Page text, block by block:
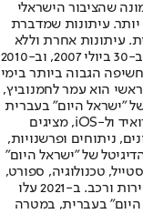
שהציבור הישראלי
יותר. עיתונות שמדברת
עיתונות אחרת וללא
תשלום. המהדורה המודפסת הראשונה פורסמה ב-30 ביולי 2007, וב-2010
הגבוה ביותר בימי
הוא עמר לחמנוביץ,
"ישראל היום" בעברית
ובאנגלית, כמו כן היישומונים (אפליקציות) לאנדרואיד ול-iOS, מציגים
ניתוחים ופרשנויות,
של "ישראל היום"
טכנולוגיה, ספורט,
כלכלה וצרכנות, בריאות, חיילים, אוכל, יהדות, תיירות ורכב. ב-2021 עלו
היום" בעברית, במטרה